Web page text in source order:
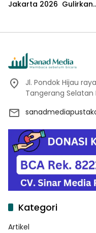
Jakarta 2026 Gulirkan
Jl. Pondok Hijau
Tangerang Selatan
Kategori
Artikel